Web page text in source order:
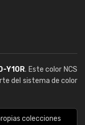
Y10R. Este color NCS
del sistema de color
colecciones